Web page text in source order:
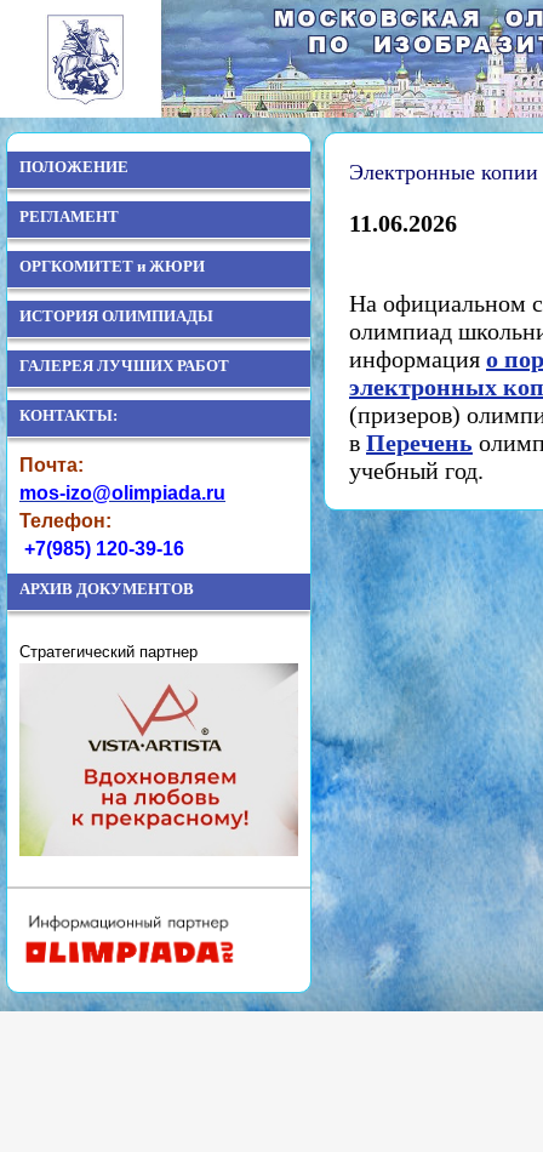
ПОЛОЖЕНИЕ
РЕГЛАМЕНТ
ОРГКОМИТЕТ и ЖЮРИ
ИСТОРИЯ ОЛИМПИАДЫ
ГАЛЕРЕЯ ЛУЧШИХ РАБОТ
КОНТАКТЫ:
Почта:
mos-izo@olimpiada.ru
Телефон:
+7(985) 120-39-16
АРХИВ ДОКУМЕНТОВ
Стратегический партнер
Электронные
11.06.2026
На официальном
олимпиад
информация о
электронных
(призеров)
в Перечень
учебный год.